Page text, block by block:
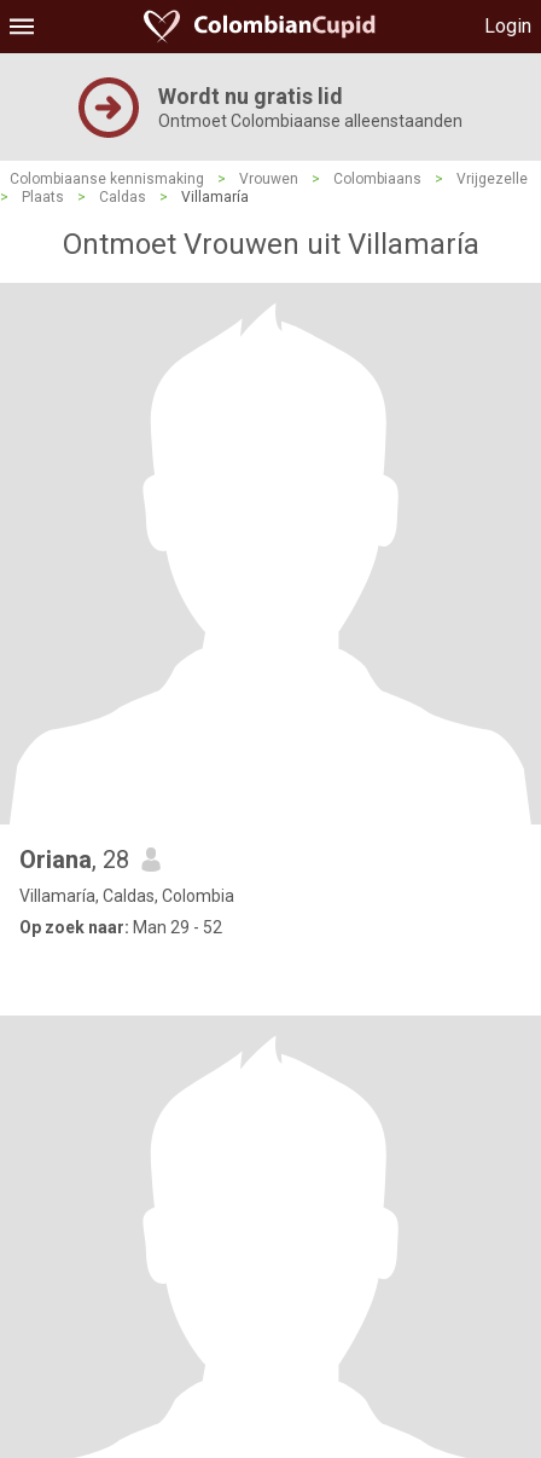
Login
Wordt nu gratis lid
Ontmoet Colombiaanse alleenstaanden
Colombiaanse kennismaking > Vrouwen > Colombiaans >
Vrijgezelle
>
Plaats > Caldas > Villamaría
Ontmoet Vrouwen uit Villamaría
Oriana, 28
Villamaría, Caldas, Colombia
Op zoek naar: Man 29 - 52